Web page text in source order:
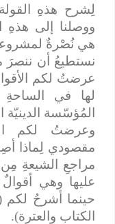
لِشرح هذهِ القولة
ووصلنا إلى هذهِ
هي نُصْرةٌ لمشروعهِ
نستطيعُ أن ننصرَ
عرضتُ لكم الأقوال
لها في
المُؤسّسة الدينيّة
وعرضتُ لكم
مقصودي لِماذا
مراجعِ الشيعةِ مِن
عليها وهي أقوالٌ (
حينما أشرحُ لكم
الكتاب والعترة).